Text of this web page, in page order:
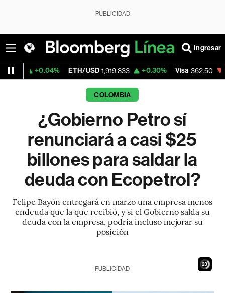
PUBLICIDAD
Ingresar
ETH/USD 1,919.833 +0.30% Visa 362.50 -2.15%
COLOMBIA
¿Gobierno Petro sí
renunciará a casi $25
billones para saldar la
deuda con Ecopetrol?
Felipe Bayón entregará en marzo una empresa menos
endeuda que la que recibió, y si el Gobierno salda su
deuda con la empresa, podría incluso mejorar su
posición
21
PUBLICIDAD